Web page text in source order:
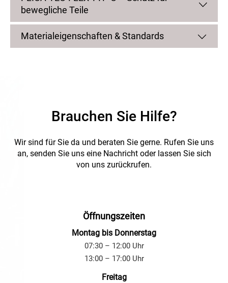
bewegliche Teile
Materialeigenschaften & Standards
Brauchen Sie Hilfe?
Wir sind für Sie da und beraten Sie gerne. Rufen Sie uns
an, senden Sie uns eine Nachricht oder lassen Sie sich
von uns zurückrufen.
Öffnungszeiten
Montag bis Donnerstag
07:30 – 12:00 Uhr
13:00 – 17:00 Uhr
Freitag